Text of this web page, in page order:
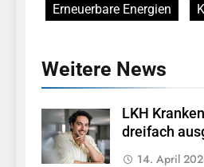
Erneuerbare Energien
Weitere News
LKH
dreifach
14. April